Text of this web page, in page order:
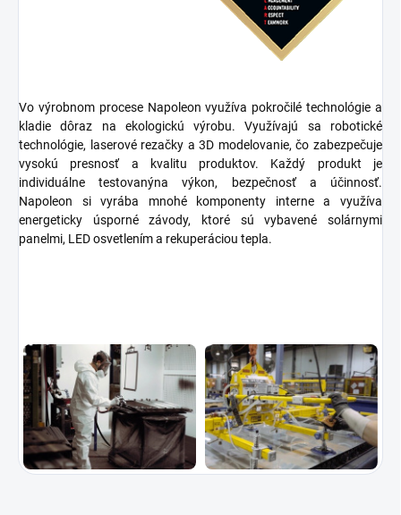
Vo výrobnom procese Napoleon využíva pokročilé technológie a
kladie dôraz na ekologickú výrobu. Využívajú sa robotické
technológie, laserové rezačky a3D modelovanie, čo zabezpečuje
vysokú presnosť a kvalitu produktov. Každý produkt je
individuálne testovanýna výkon, bezpečnosť a účinnosť.
Napoleon si vyrába mnohé komponenty interne a využíva
energeticky úsporné závody, ktoré sú vybavenésolárnymi
panelmi, LED osvetleníma rekuperáciou tepla.